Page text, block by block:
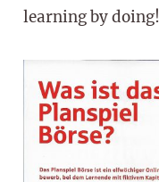
learning by doing!